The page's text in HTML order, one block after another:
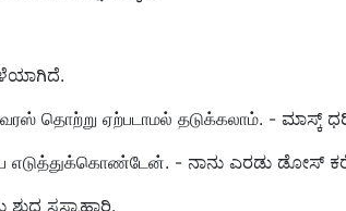
தொற்று ஏற்படாமல் தடுக்கலாம். - ಮಾಸ್ಕ್
எடுத்துக்கொண்டேன். - ನಾನು ಎರಡು ಡೋಸ್
ಸಸ್ಯಾಹಾರಿ.